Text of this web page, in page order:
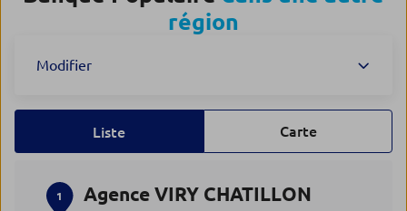
région
Modifier
Liste Carte
1 Agence VIRY CHATILLON